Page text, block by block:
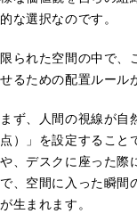
的な選択なのです。
限られた空間の中で、
せるための配置ルール
まず、人間の視線が自
点）」を設定すること
や、デスクに座った際
で、空間に入った瞬間
が生まれます。